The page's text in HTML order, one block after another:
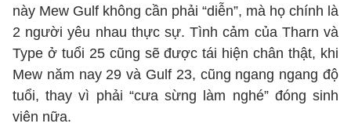
này Mew Gulf không cần phải “diễn”, mà họ chính là
2 người yêu nhau thực sự. Tình cảm của Tharn và
Type ở tuổi 25 cũng sẽ được tái hiện chân thật, khi
Mew năm nay 29 và Gulf 23, cũng ngang ngang độ
tuổi, thay vì phải “cưa sừng làm nghé” đóng sinh
viên nữa.